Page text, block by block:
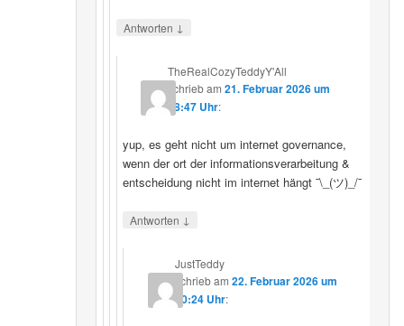
Antworten ↓
TheRealCozyTeddyY'All
schriebam21. Februar 2026 um
18:47 Uhr:
yup, es geht nicht um internet governance,
wenn der ort der informationsverarbeitung &
entscheidung nicht im internet hängt ¯\_(ツ)_/¯
Antworten ↓
JustTeddy
schriebam 22. Februar 2026 um
20:24 Uhr: